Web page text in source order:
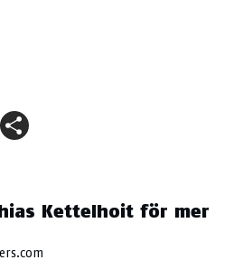
Email
Kettelhoit för mer